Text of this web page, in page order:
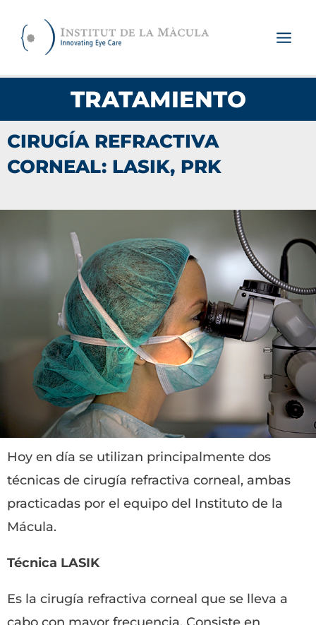
contenido
TRATAMIENTO
CIRUGÍA REFRACTIVA
CORNEAL: LASIK, PRK
Hoy en día se utilizan principalmente dos
técnicas de cirugía refractiva corneal, ambas
practicadas por el equipo del Instituto de la
Mácula.
Técnica LASIK
Es la cirugía refractiva corneal que se lleva a